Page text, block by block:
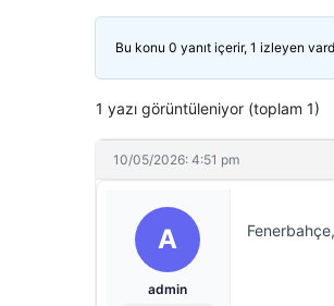
Bu konu 0 yanıt içerir, 1 izleyen
1 yazı görüntüleniyor (toplam 1)
10/05/2026: 4:51 pm
A
admin